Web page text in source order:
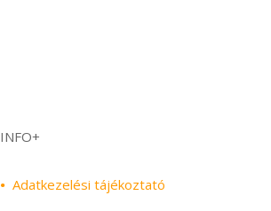
INFO+
• Adatkezelési tájékoztató